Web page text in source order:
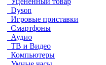
Dyson
Игровые приставки
Смартфоны
Аудио
ТВ и Видео
Компьютеры